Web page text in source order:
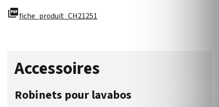
picture_as_pdffiche_produit_CH21251
Accessoires
Robinets pour lavabos